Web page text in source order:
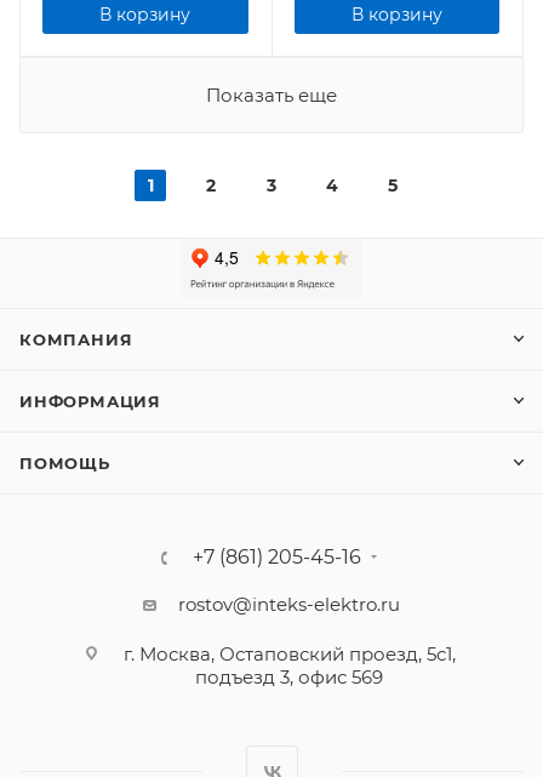
В корзину В корзину
Показать еще
1 2 3 4 5
КОМПАНИЯ
ИНФОРМАЦИЯ
ПОМОЩЬ
+7 (861) 205-45-16
rostov@inteks-elektro.ru
г. Москва, Остаповский проезд, 5с1,
подъезд 3, офис 569